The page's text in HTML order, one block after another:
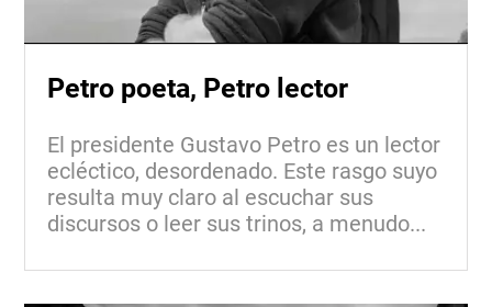
Petro poeta, Petro lector
El presidente Gustavo Petro es un lector
ecléctico, desordenado. Este rasgo suyo
resulta muy claro al escuchar sus
discursos o leer sus trinos, a menudo...